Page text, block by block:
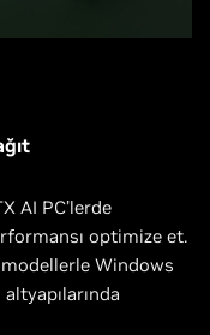
AI PC’lerde
optimize et.
Windows